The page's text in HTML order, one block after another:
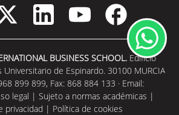
BUSINESS SCHOOL. Edificio
Universitario de Espinardo. 30100 MURCIA
899 899, Fax: 868 884 133 · Email:
legal | Sujeto a normas académicas |
privacidad | Política de cookies